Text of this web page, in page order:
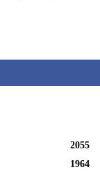
2055
1964